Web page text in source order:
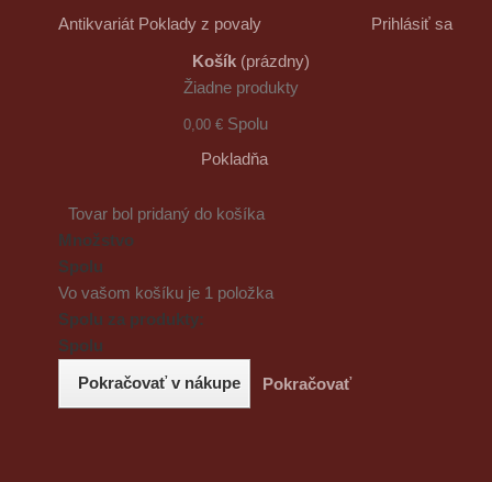
Antikvariát Poklady z povaly
Prihlásiť sa
Košík (prázdny)
Žiadne produkty
0,00 € Spolu
Pokladňa
Tovar bol pridaný do košíka
Množstvo
Spolu
Vo vašom košíku je 1 položka
Spolu za produkty:
Spolu
Pokračovať v nákupe
Pokračovať